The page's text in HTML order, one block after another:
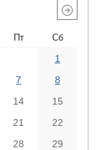
Пт Сб
1
7
8
14
15
21
22
28
29